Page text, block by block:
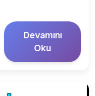
Devamını
Oku